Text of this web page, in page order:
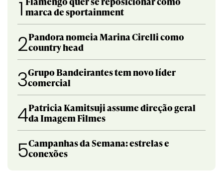
1 marca de sportainment
2Pandora nomeia Marina Cirelli como
country head
3Grupo Bandeirantes tem novo líder
comercial
4Patricia Kamitsuji assume direção geral
da Imagem Filmes
5Campanhas da Semana: estrelas e
conexões